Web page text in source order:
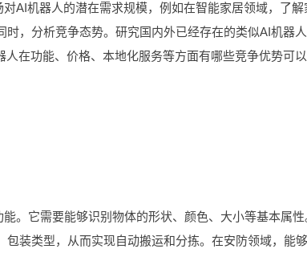
AI机器人的潜在需求规模，例如在智能家居领域，了解
，分析竞争态势。研究国内外已经存在的类似AI机器
在功能、价格、本地化服务等方面有哪些竞争优势可
。它需要能够识别物体的形状、颜色、大小等基本属性
装类型，从而实现自动搬运和分拣。在安防领域，能